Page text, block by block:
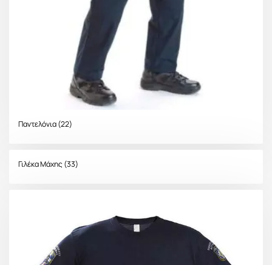
Παντελόνια(22)
Γιλέκα Μάχης (33)